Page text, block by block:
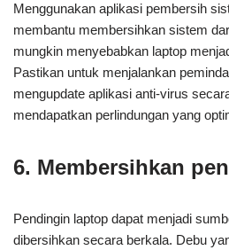
Menggunakan aplikasi pembersih
membantu membersihkan sistem
mungkin menyebabkan laptop
Pastikan untuk menjalankan
mengupdate aplikasi anti-virus
mendapatkan perlindungan yang
6. Membersihkan
Pendingin laptop dapat menjadi
dibersihkan secara berkala. Debu